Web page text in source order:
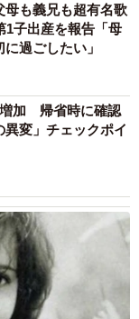
も義兄も超有名歌
1子出産を報告「母
過ごしたい」
増加 帰省時に確認
異変」チェックポイ